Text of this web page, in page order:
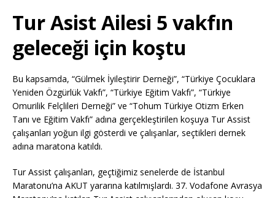
Tur Asist Ailesi 5 vakfın
geleceği için koştu
Bu kapsamda, “Gülmek İyileştirir Derneği”, “Türkiye Çocuklara
Yeniden Özgürlük Vakfı”, “Türkiye Eğitim Vakfı”, “Türkiye
Omurilik Felçlileri Derneği” ve “Tohum Türkiye Otizm Erken
Tanı ve Eğitim Vakfı” adına gerçekleştirilen koşuya Tur Assist
çalışanları yoğun ilgi gösterdi ve çalışanlar, seçtikleri dernek
adına maratona katıldı.
Tur Assist çalışanları, geçtiğimiz senelerde de İstanbul
Maratonu’na AKUT yararına katılmışlardı. 37. Vodafone Avrasya